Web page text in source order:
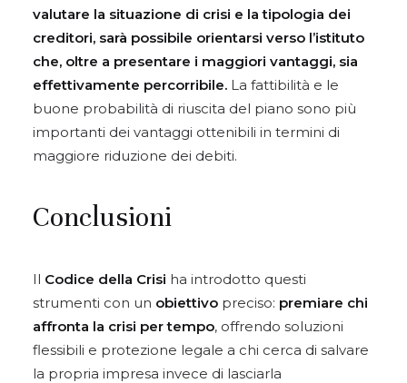
valutare la situazione di crisi e la tipologia dei
creditori, sarà possibile orientarsi verso l’istituto
che, oltre a presentare i maggiori vantaggi, sia
effettivamente percorribile. La fattibilità e le
buone probabilità di riuscita del piano sono più
importanti dei vantaggi ottenibili in termini di
maggiore riduzione dei debiti.
Conclusioni
Il Codice della Crisi ha introdotto questi
strumenti con un obiettivo preciso: premiare chi
affronta la crisi per tempo, offrendo soluzioni
flessibili e protezione legale a chi cerca di salvare
la propria impresa invece di lasciarla